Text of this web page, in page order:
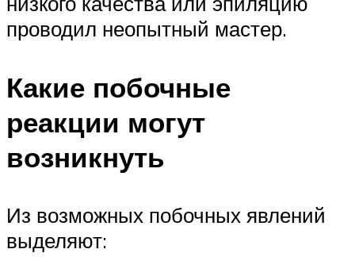
проводил неопытный мастер.
Какие побочные
реакции могут
возникнуть
Из возможных побочных явлений
выделяют: